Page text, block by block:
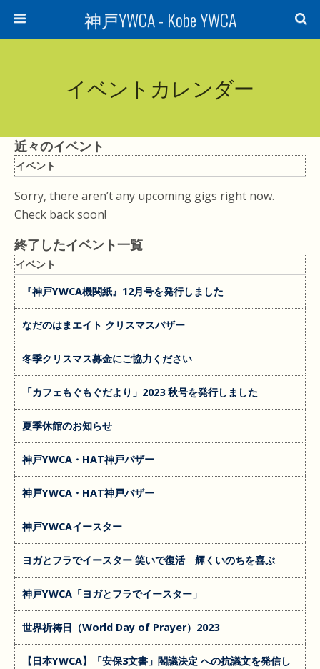
神戸YWCA - Kobe YWCA
イベントカレンダー
近々のイベント
イベント
Sorry, there aren’t any upcoming gigs right now.
Check back soon!
終了したイベント一覧
イベント
『神戸YWCA機関紙』12月号を発行しました
なだのはまエイト クリスマスバザー
冬季クリスマス募金にご協力ください
「カフェもぐもぐだより」2023 秋号を発行しました
夏季休館のお知らせ
神戸YWCA・HAT神戸バザー
神戸YWCA・HAT神戸バザー
神戸YWCAイースター
ヨガとフラでイースター 笑いで復活 輝くいのちを喜ぶ
神戸YWCA「ヨガとフラでイースター」
世界祈祷日（World Day of Prayer）2023
【日本YWCA】「安保3文書」閣議決定 への抗議文を発信し